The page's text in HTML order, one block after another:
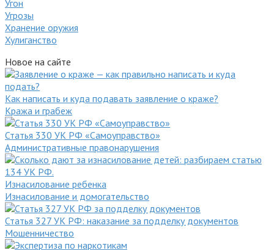
Угон
Угрозы
Хранение оружия
Хулиганство
Новое на сайте
Как написать и куда подавать заявление о краже?
Кража и грабеж
Статья 330 УК РФ «Самоуправство»
Административные правонарушения
Изнасилование ребенка
Изнасилование и домогательство
Статья 327 УК РФ: наказание за подделку документов
Мошенничество